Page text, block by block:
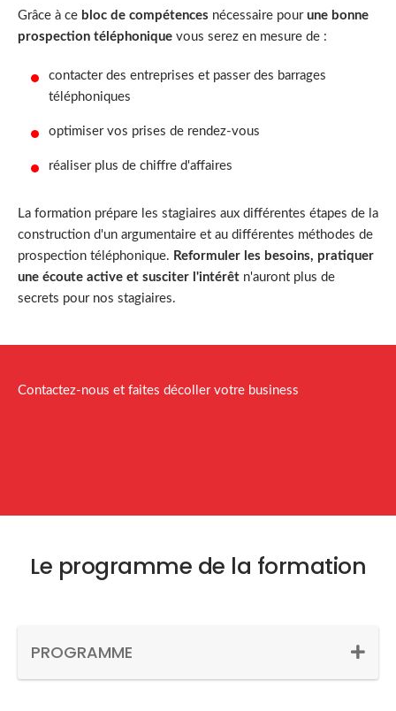
Grâce à ce bloc de compétences nécessaire pour une bonne
prospection téléphonique vous serez en mesure de :
contacter des entreprises et passer des barrages
téléphoniques
optimiser vos prises de rendez-vous
réaliser plus de chiffre d'affaires
La formation prépare les stagiaires aux différentes étapes de la
construction d'un argumentaire et au différentes méthodes de
prospection téléphonique. Reformuler les besoins, pratiquer
une écoute active et susciter l'intérêt n'auront plus de
secrets pour nos stagiaires.
Contactez-nous et faites décoller votre business
Le programme de la formation
PROGRAMME